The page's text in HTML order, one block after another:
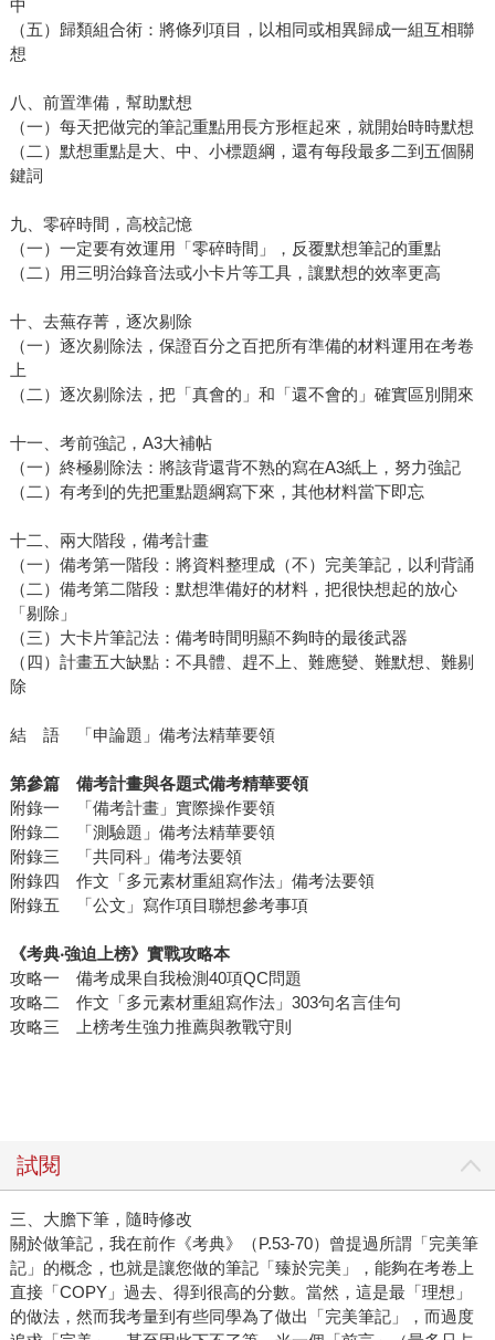
中
（五）歸類組合術：將條列項目，以相同或相異歸成一組互相聯
想
八、前置準備，幫助默想
（一）每天把做完的筆記重點用長方形框起來，就開始時時默想
（二）默想重點是大、中、小標題綱，還有每段最多二到五個關
鍵詞
九、零碎時間，高校記憶
（一）一定要有效運用「零碎時間」，反覆默想筆記的重點
（二）用三明治錄音法或小卡片等工具，讓默想的效率更高
十、去蕪存菁，逐次剔除
（一）逐次剔除法，保證百分之百把所有準備的材料運用在考卷
上
（二）逐次剔除法，把「真會的」和「還不會的」確實區別開來
十一、考前強記，A3大補帖
（一）終極剔除法：將該背還背不熟的寫在A3紙上，努力強記
（二）有考到的先把重點題綱寫下來，其他材料當下即忘
十二、兩大階段，備考計畫
（一）備考第一階段：將資料整理成（不）完美筆記，以利背誦
（二）備考第二階段：默想準備好的材料，把很快想起的放心
「剔除」
（三）大卡片筆記法：備考時間明顯不夠時的最後武器
（四）計畫五大缺點：不具體、趕不上、難應變、難默想、難剔
除
結 語 「申論題」備考法精華要領
第參篇 備考計畫與各題式備考精華要領
附錄一 「備考計畫」實際操作要領
附錄二 「測驗題」備考法精華要領
附錄三 「共同科」備考法要領
附錄四 作文「多元素材重組寫作法」備考法要領
附錄五 「公文」寫作項目聯想參考事項
《考典‧強迫上榜》實戰攻略本
攻略一 備考成果自我檢測40項QC問題
攻略二 作文「多元素材重組寫作法」303句名言佳句
攻略三 上榜考生強力推薦與教戰守則
試閱
三、大膽下筆，隨時修改
關於做筆記，我在前作《考典》（P.53-70）曾提過所謂「完美筆
記」的概念，也就是讓您做的筆記「臻於完美」，能夠在考卷上
直接「COPY」過去、得到很高的分數。當然，這是最「理想」
的做法，然而我考量到有些同學為了做出「完美筆記」，而過度